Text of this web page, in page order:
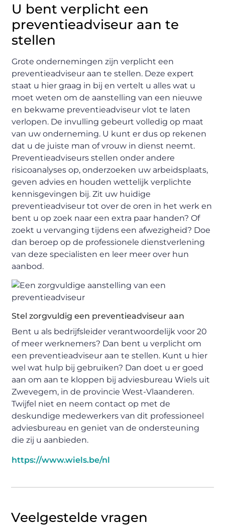
U bent verplicht een
preventieadviseur aan te
stellen
Grote ondernemingen zijn verplicht een
preventieadviseur aan te stellen. Deze expert
staat u hier graag in bij en vertelt u alles wat u
moet weten om de aanstelling van een nieuwe
en bekwame preventieadviseur vlot te laten
verlopen. De invulling gebeurt volledig op maat
van uw onderneming. U kunt er dus op rekenen
dat u de juiste man of vrouw in dienst neemt.
Preventieadviseurs stellen onder andere
risicoanalyses op, onderzoeken uw arbeidsplaats,
geven advies en houden wettelijk verplichte
kennisgevingen bij. Zit uw huidige
preventieadviseur tot over de oren in het werk en
bent u op zoek naar een extra paar handen? Of
zoekt u vervanging tijdens een afwezigheid? Doe
dan beroep op de professionele dienstverlening
van deze specialisten en leer meer over hun
aanbod.
Stel zorgvuldig een preventieadviseur aan
Bent u als bedrijfsleider verantwoordelijk voor 20
of meer werknemers? Dan bent u verplicht om
een preventieadviseur aan te stellen. Kunt u hier
wel wat hulp bij gebruiken? Dan doet u er goed
aan om aan te kloppen bij adviesbureau Wiels uit
Zwevegem, in de provincie West-Vlaanderen.
Twijfel niet en neem contact op met de
deskundige medewerkers van dit professioneel
adviesbureau en geniet van de ondersteuning
die zij u aanbieden.
https://www.wiels.be/nl
Veelgestelde vragen